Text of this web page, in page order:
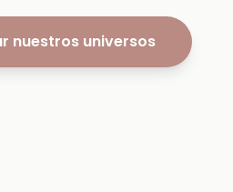
nuestros universos